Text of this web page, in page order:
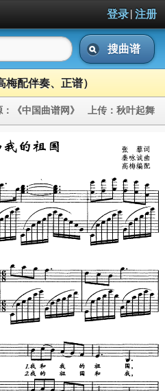
登录| 注册
搜曲谱
配伴奏、正谱）
《中国曲谱网》 上传： 秋叶起舞